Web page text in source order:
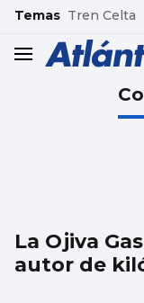
common.go-to-
Temas Tren Celta
La Ojiva
autor de